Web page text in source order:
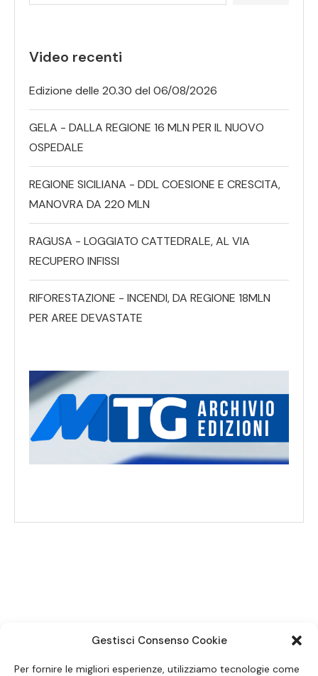
Gestisci Consenso Cookie
Per fornire le migliori esperienze, utilizziamo tecnologie come
Video recenti
Edizione delle 20.30 del 06/08/2026
GELA - DALLA REGIONE 16 MLN PER IL NUOVO
OSPEDALE
REGIONE SICILIANA - DDL COESIONE E CRESCITA,
MANOVRA DA 220 MLN
RAGUSA - LOGGIATO CATTEDRALE, AL VIA
RECUPERO INFISSI
RIFORESTAZIONE - INCENDI, DA REGIONE 18MLN
PER AREE DEVASTATE